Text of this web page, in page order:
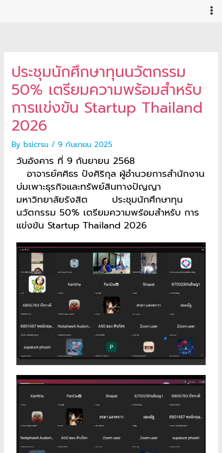
ประชุมนักศึกษาทุนนวัตกรรม
50% เตรียมความพร้อมสำหรับ
การแข่งขัน Startup Thailand
2026
By bsicrsu/9 กันยายน 2025
วันอังคาร ที่ 9 กันยายน 2568
อาจารย์ศศิธร ปังศิริกุล ผู้อำนวยการสำนักงาน
บ่มเพาะธุรกิจและทรัพย์สินทางปัญญา
มหาวิทยาลัยรังสิต ประชุมนักศึกษาทุน
นวัตกรรม 50% เตรียมความพร้อมสำหรับ การ
แข่งขัน Startup Thailand 2026